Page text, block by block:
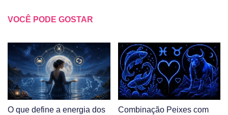
VOCÊ PODE GOSTAR
O que define a energia dos
Combinação Peixes com